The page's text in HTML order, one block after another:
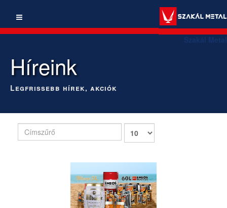
Szakál Metal
Híreink
Legfrissebb hírek, akciók
Címszűrő
Tételek